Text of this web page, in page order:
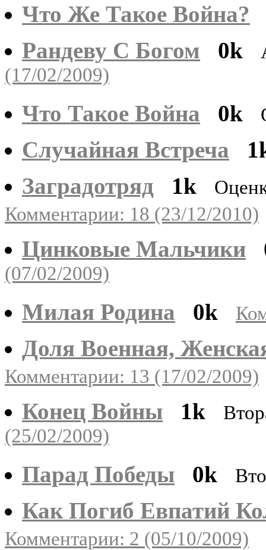
Что Же Такое Война?
Рандеву С Богом
0k
(17/02/2009)
Что Такое Война
0k
Случайная Встреча
Заградотряд
1k
Комментарии: 18 (23/12/2010)
Цинковые Мальчики
(07/02/2009)
Милая Родина
0k
Доля Военная,
Комментарии: 13 (17/02/2009)
Конец Войны 1k
(25/02/2009)
Парад Победы
0k
Как Погиб Евпатий
Комментарии: 2 (05/10/2009)